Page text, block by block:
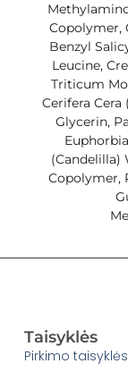
Copolymer,
Benzyl
Leucine,
Triticum
Cerifera Cera
Glycerin,
(Candelilla)
Copolymer,
Taisyklės
Pirkimo taisyklės